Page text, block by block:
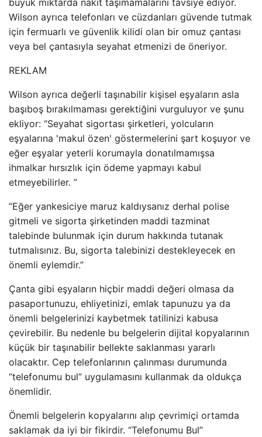
büyük miktarda nakit taşımamalarını tavsiye ediyor.
Wilson ayrıca telefonları ve cüzdanları güvende tutmak
için fermuarlı ve güvenlik kilidi olan bir omuz çantası
veya bel çantasıyla seyahat etmenizi de öneriyor.
REKLAM
Wilson ayrıca değerli taşınabilir kişisel eşyaların asla
başıboş bırakılmaması gerektiğini vurguluyor ve şunu
ekliyor: “Seyahat sigortası şirketleri, yolcuların
eşyalarına 'makul özen' göstermelerini şart koşuyor ve
eğer eşyalar yeterli korumayla donatılmamışsa
ihmalkar hırsızlık için ödeme yapmayı kabul
etmeyebilirler. ”
“Eğer yankesiciye maruz kaldıysanız derhal polise
gitmeli ve sigorta şirketinden maddi tazminat
talebinde bulunmak için durum hakkında tutanak
tutmalısınız. Bu, sigorta talebinizi destekleyecek en
önemli eylemdir.”
Çanta gibi eşyaların hiçbir maddi değeri olmasa da
pasaportunuzu, ehliyetinizi, emlak tapunuzu ya da
önemli belgelerinizi kaybetmek tatilinizi kabusa
çevirebilir. Bu nedenle bu belgelerin dijital kopyalarının
küçük bir taşınabilir bellekte saklanması yararlı
olacaktır. Cep telefonlarının çalınması durumunda
“telefonumu bul” uygulamasını kullanmak da oldukça
önemlidir.
Önemli belgelerin kopyalarını alıp çevrimiçi ortamda
saklamak da iyi bir fikirdir. “Telefonumu Bul”